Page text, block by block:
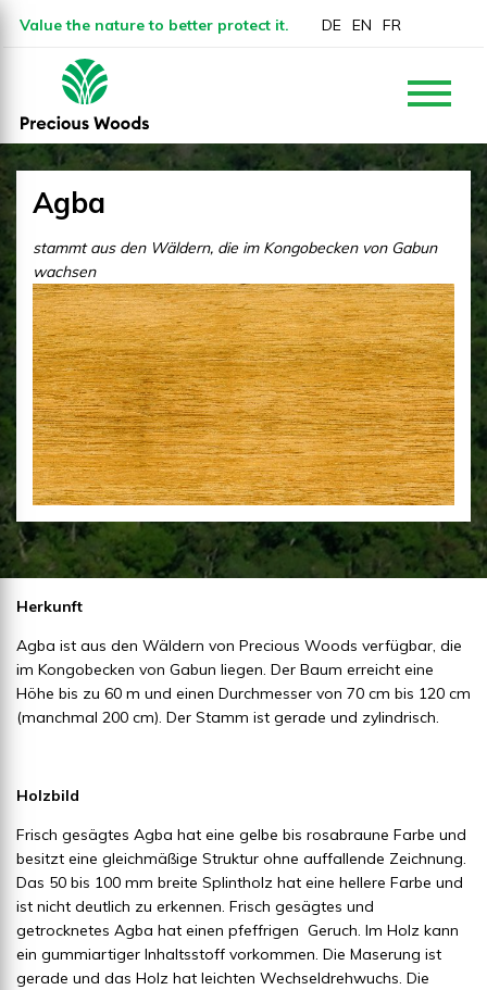
Value the nature to better protect it. DE EN FR
Agba
stammt aus den Wäldern, die im Kongobecken von Gabun
wachsen
Herkunft
Agba ist aus den Wäldern von Precious Woods verfügbar, die
im Kongobecken von Gabun liegen. Der Baum erreicht eine
Höhe bis zu 60 m und einen Durchmesser von 70 cm bis 120 cm
(manchmal 200 cm). Der Stamm ist gerade und zylindrisch.
Holzbild
Frisch gesägtes Agba hat eine gelbe bis rosabraune Farbe und
besitzt eine gleichmäßige Struktur ohne auffallende Zeichnung.
Das 50 bis 100 mm breite Splintholz hat eine hellere Farbe und
ist nicht deutlich zu erkennen. Frisch gesägtes und
getrocknetes Agba hat einen pfeffrigen Geruch. Im Holz kann
ein gummiartiger Inhaltsstoff vorkommen. Die Maserung ist
gerade und das Holz hat leichten Wechseldrehwuchs. Die